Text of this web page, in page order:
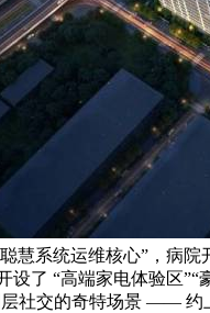
慧系统运维核心”，病
设了 “高端家电体验区
社交的奇特场景 —— 约